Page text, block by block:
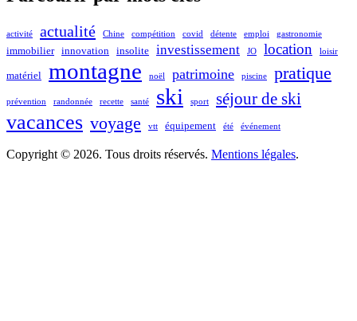
activité actualité Chine compétition covid détente emploi gastronomie
immobilier innovation insolite investissement JO location loisir
matériel montagne noël patrimoine piscine pratique
prévention randonnée recette santé ski sport séjour de ski
vacances voyage vtt équipement été événement
Copyright © 2026. Tous droits réservés. Mentions légales.